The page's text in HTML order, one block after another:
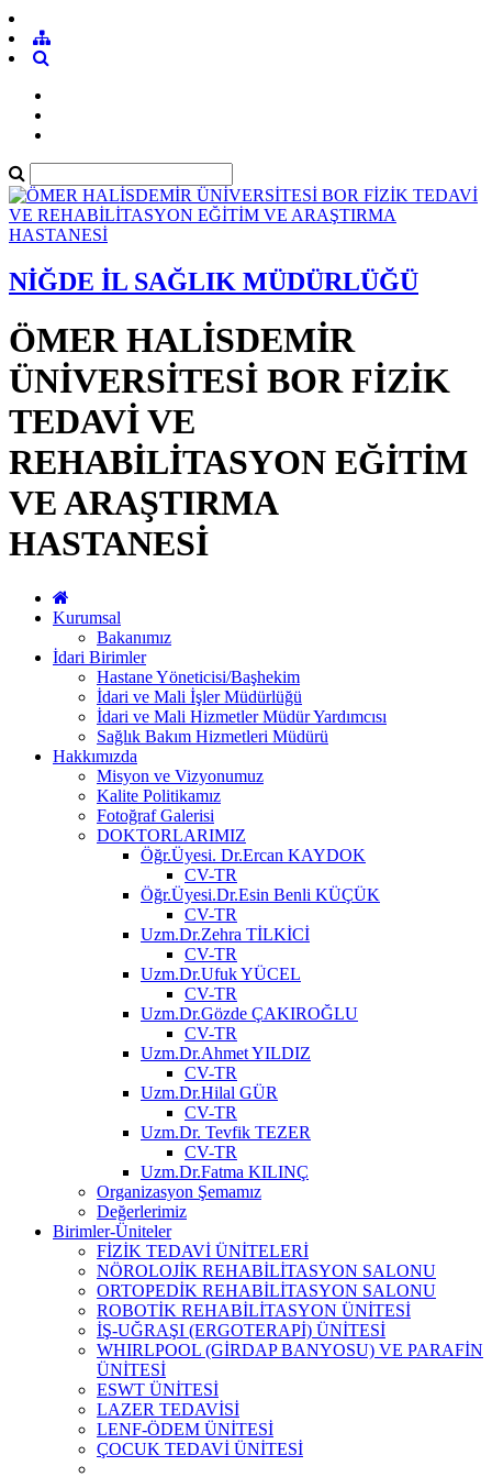
NİĞDE İL SAĞLIK MÜDÜRLÜĞÜ
ÖMER HALİSDEMİR
ÜNİVERSİTESİ BOR FİZİK
TEDAVİ VE
REHABİLİTASYON EĞİTİM
VE ARAŞTIRMA
HASTANESİ
Kurumsal
Bakanımız
İdari Birimler
Hastane Yöneticisi/Başhekim
İdari ve Mali İşler Müdürlüğü
İdari ve Mali Hizmetler Müdür Yardımcısı
Sağlık Bakım Hizmetleri Müdürü
Hakkımızda
Misyon ve Vizyonumuz
Kalite Politikamız
Fotoğraf Galerisi
DOKTORLARIMIZ
Öğr.Üyesi. Dr.Ercan KAYDOK
CV-TR
Öğr.Üyesi.Dr.Esin Benli KÜÇÜK
CV-TR
Uzm.Dr.Zehra TİLKİCİ
CV-TR
Uzm.Dr.Ufuk YÜCEL
CV-TR
Uzm.Dr.Gözde ÇAKIROĞLU
CV-TR
Uzm.Dr.Ahmet YILDIZ
CV-TR
Uzm.Dr.Hilal GÜR
CV-TR
Uzm.Dr. Tevfik TEZER
CV-TR
Uzm.Dr.Fatma KILINÇ
Organizasyon Şemamız
Değerlerimiz
Birimler-Üniteler
FİZİK TEDAVİ ÜNİTELERİ
NÖROLOJİK REHABİLİTASYON SALONU
ORTOPEDİK REHABİLİTASYON SALONU
ROBOTİK REHABİLİTASYON ÜNİTESİ
İŞ-UĞRAŞI (ERGOTERAPİ) ÜNİTESİ
WHIRLPOOL (GİRDAP BANYOSU) VE PARAFİN
ÜNİTESİ
ESWT ÜNİTESİ
LAZER TEDAVİSİ
LENF-ÖDEM ÜNİTESİ
ÇOCUK TEDAVİ ÜNİTESİ